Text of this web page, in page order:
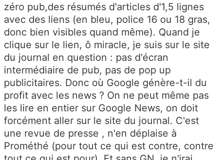
zéro pub,des résumés d'articles d'1,5 lignes
avec des liens (en bleu, police 16 ou 18 gras,
donc bien visibles quand même). Quand je
clique sur le lien, ô miracle, je suis sur le site
du journal en question : pas d'écran
intermédiaire de pub, pas de pop up
publicitaires. Donc où Google génère-t-il du
profit avec les news ? On ne peut même pas
les lire en entier sur Google News, on doit
forcément aller sur le site du journal. C'est
une revue de presse , n'en déplaise à
Prométhé (pour tout ce qui est contre, contre